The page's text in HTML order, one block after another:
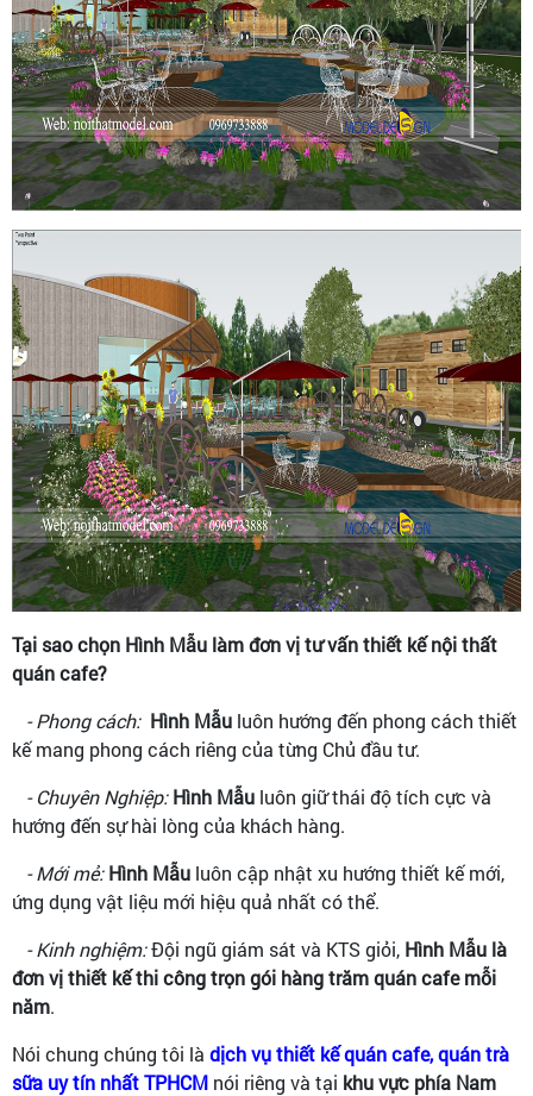
Tại sao chọn Hình Mẫu làm đơn vị tư vấn thiết kế nội thất
quán cafe?
- Phong cách: Hình Mẫu luôn hướng đến phong cách thiết
kế mang phong cách riêng của từng Chủ đầu tư.
- Chuyên Nghiệp: Hình Mẫu luôn giữ thái độ tích cực và
hướng đến sự hài lòng của khách hàng.
- Mới mẻ:Hình Mẫu luôn cập nhật xu hướng thiết kế mới,
ứng dụng vật liệu mới hiệu quả nhất có thể.
- Kinh nghiệm:Đội ngũ giám sát và KTS giỏi, Hình Mẫu là
đơn vị thiết kế thi công trọn gói hàng trăm quán cafe mỗi
năm.
Nói chung chúng tôi là dịch vụ thiết kế quán cafe, quán trà
sữa uy tín nhất TPHCM nói riêng và tại khu vực phía Nam